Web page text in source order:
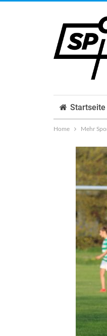
Startseite
Home Mehr